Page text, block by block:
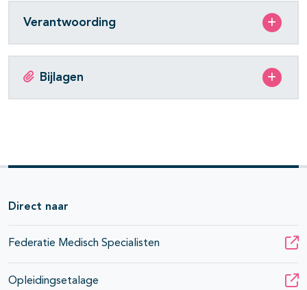
Verantwoording
Bijlagen
Direct naar
Federatie Medisch Specialisten
Opleidingsetalage